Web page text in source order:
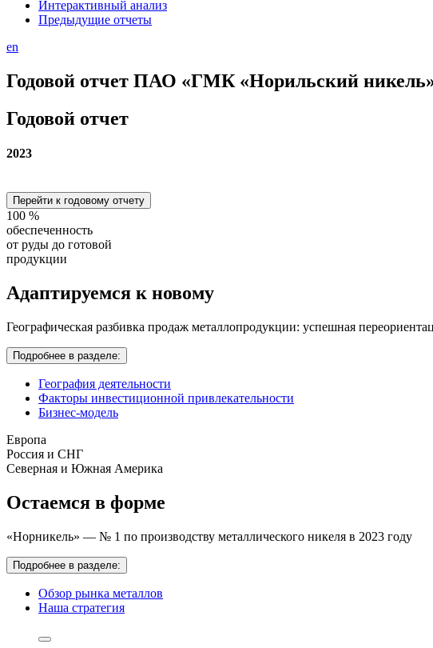
Интерактивный анализ
Предыдущие отчеты
en
Годовой отчет ПАО «ГМК «Норильский никель»
Годовой отчет
2023
Перейти к годовому отчету
100 %
обеспеченность
от руды до готовой
продукции
Адаптируемся к новому
Географическая разбивка продаж металлопродукции: успешная
Подробнее в разделе:
География деятельности
Факторы инвестиционной привлекательности
Бизнес-модель
Европа
Россия и СНГ
Северная и Южная Америка
Остаемся в форме
«Норникель» — № 1 по производству металлического никеля в 2023 году
Подробнее в разделе:
Обзор рынка металлов
Наша стратегия